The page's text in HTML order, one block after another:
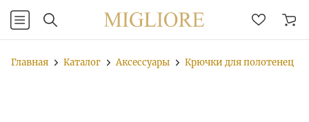
Главная Каталог Аксессуары Крючки для полотенец